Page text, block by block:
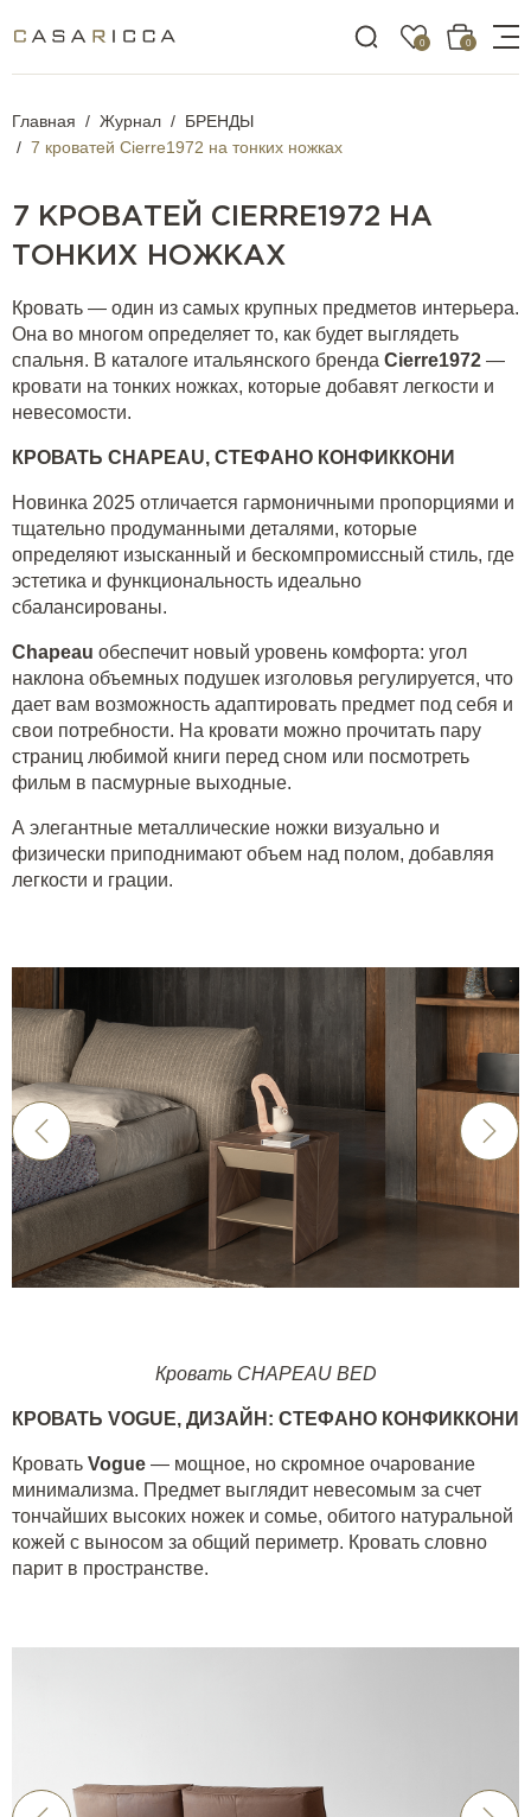
0 0
Главная Журнал
БРЕНДЫ
7 кроватей Cierre1972 на тонких ножках
7 КРОВАТЕЙ CIERRE1972 НА
ТОНКИХ НОЖКАХ
Кровать — один из самых крупных предметов интерьера.
Она во многом определяет то, как будет выглядеть
спальня. В каталоге итальянского бренда Cierre1972 —
кровати на тонких ножках, которые добавят легкости и
невесомости.
КРОВАТЬ CHAPEAU, СТЕФАНО КОНФИККОНИ
Новинка 2025 отличается гармоничными пропорциями и
тщательно продуманными деталями, которые
определяют изысканный и бескомпромиссный стиль, где
эстетика и функциональность идеально
сбалансированы.
Chapeau обеспечит новый уровень комфорта: угол
наклона объемных подушек изголовья регулируется, что
дает вам возможность адаптировать предмет под себя и
свои потребности. На кровати можно прочитать пару
страниц любимой книги перед сном или посмотреть
фильм в пасмурные выходные.
А элегантные металлические ножки визуально и
физически приподнимают объем над полом, добавляя
легкости и грации.
Кровать CHAPEAU BED
КРОВАТЬ VOGUE, ДИЗАЙН: СТЕФАНО КОНФИККОНИ
Кровать Vogue — мощное, но скромное очарование
минимализма. Предмет выглядит невесомым за счет
тончайших высоких ножек и сомье, обитого натуральной
кожей с выносом за общий периметр. Кровать словно
парит в пространстве.